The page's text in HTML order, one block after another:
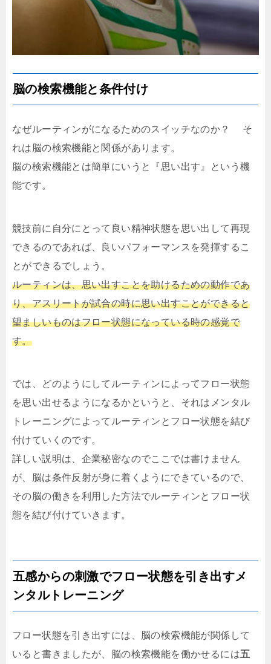
脳の検索機能と条件付け
なぜルーティンがになるためのスイッチなのか？ そ
れは脳の検索機能と関係があります。
脳の検索機能とは簡単にいうと『思い出す』という機
能です。
競技前に自分にとって良い精神状態を思い出して再現
できるのであれば、良いパフォーマンスを発揮するこ
とができるでしょう。
ルーティンは、思い出すことを助けるための動作であ
り、アスリートが試合の時に思い出すことができると
望ましいものはフロー状態になっている時の感覚で
す。
では、どのようにしてルーティンによってフロー状態
を思い出せるようになるかというと、それはメンタル
トレーニングによってルーティンとフロー状態を結び
付けていくのです。
詳しい説明は、企業秘密なのでここでは書けません
が、脳は条件反射が身に着くようにできているので、
その脳の働きを利用した方法でルーティンとフロー状
態を結び付けていきます。
五感からの刺激でフロー状態を引き出すメ
ンタルトレーニング
フロー状態を引き出すには、脳の検索機能が関係して
いると書きましたが、脳の検索機能を働かせるには五